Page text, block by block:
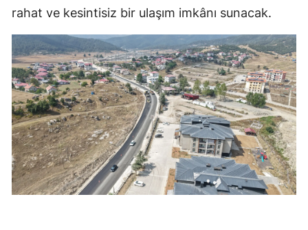
rahat ve kesintisiz bir ulaşım imkânı sunacak.